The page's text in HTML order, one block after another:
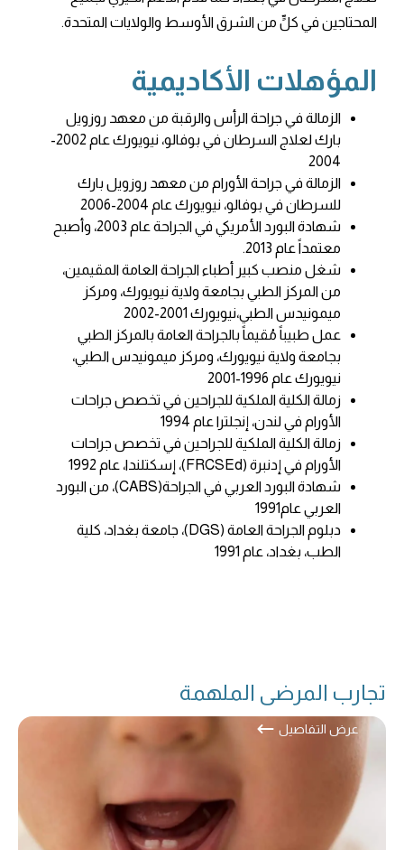
المحتاجين في كلٍّ من الشرق الأوسط والولايات المتحدة.
المؤهلات الأكاديمية
الزمالة في جراحة الرأس والرقبة من معهد روزويل
بارك لعلاج السرطان في بوفالو، نيويورك عام 2002-
2004
الزمالة في جراحة الأورام من معهد روزويل بارك
للسرطان في بوفالو، نيويورك عام 2004-2006
شهادة البورد الأمريكي في الجراحة عام 2003، وأصبح
معتمداً عام 2013.
شغل منصب كبير أطباء الجراحة العامة المقيمين،
من المركز الطبي بجامعة ولاية نيويورك، ومركز
ميمونيدس الطبي،نيويورك 2001-2002
عمل طبيباً مُقيماً بالجراحة العامة بالمركز الطبي
بجامعة ولاية نيويورك، ومركز ميمونيدس الطبي،
نيويورك عام 1996-2001
زمالة الكلية الملكية للجراحين في تخصص جراحات
الأورام في لندن، إنجلترا عام 1994
زمالة الكلية الملكية للجراحين في تخصص جراحات
الأورام في إدنبرة (FRCSEd)، إسكتلندا، عام 1992
شهادة البورد العربي في الجراحة(CABS)، من البورد
العربي عام1991
دبلوم الجراحة العامة (DGS)، جامعة بغداد، كلية
الطب، بغداد، عام 1991
تجارب المرضى الملهمة
عرض التفاصيل